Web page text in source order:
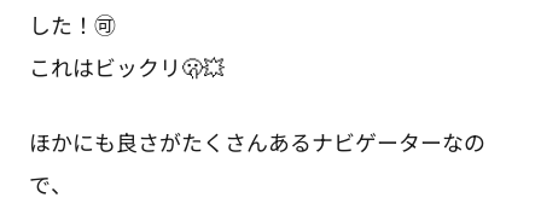
した！🉑
これはビックリ🫢💥
ほかにも良さがたくさんあるナビゲーターなの
で、